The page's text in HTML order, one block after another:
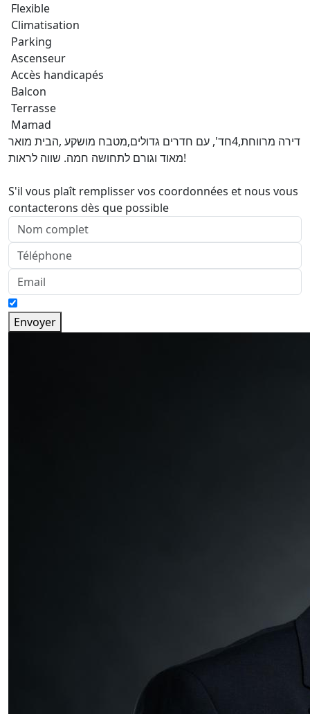
Flexible
Climatisation
Parking
Ascenseur
Accès handicapés
Balcon
Terrasse
Mamad
דירה מרווחת,4חד', עם חדרים גדולים,מטבח מושקע ,הבית מואר
מאוד וגורם לתחושה חמה. שווה לראות!
S'il vous plaît remplisser vos coordonnées et nous vous
contacterons dès que possible
Envoyer